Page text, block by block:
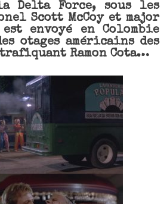
la Delta Force, sous les
Scott McCoy et major
est envoyé en Colombie
otages américains des
Ramon Cota…